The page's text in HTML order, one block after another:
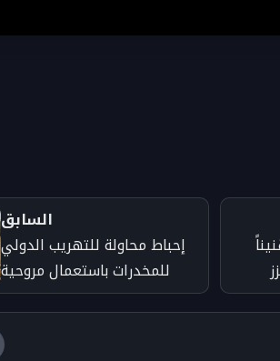
السابق
إحباط محاولة للتهريب الدولي
للمخدرات باستعمال مروحية
شمال المغرب - جريدة تارودانت
بريس